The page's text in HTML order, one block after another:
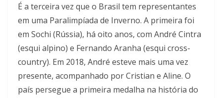
É a terceira vez que o Brasil tem representantes
em uma Paralimpíada de Inverno. A primeira foi
em Sochi (Rússia), há oito anos, com André Cintra
(esqui alpino) e Fernando Aranha (esqui cross-
country). Em 2018, André esteve mais uma vez
presente, acompanhado por Cristian e Aline. O
país persegue a primeira medalha na história do